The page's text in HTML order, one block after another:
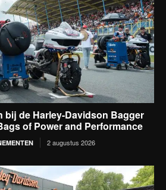
bij de Harley-Davidson Bagger
of Power and Performance
2 augustus 2026